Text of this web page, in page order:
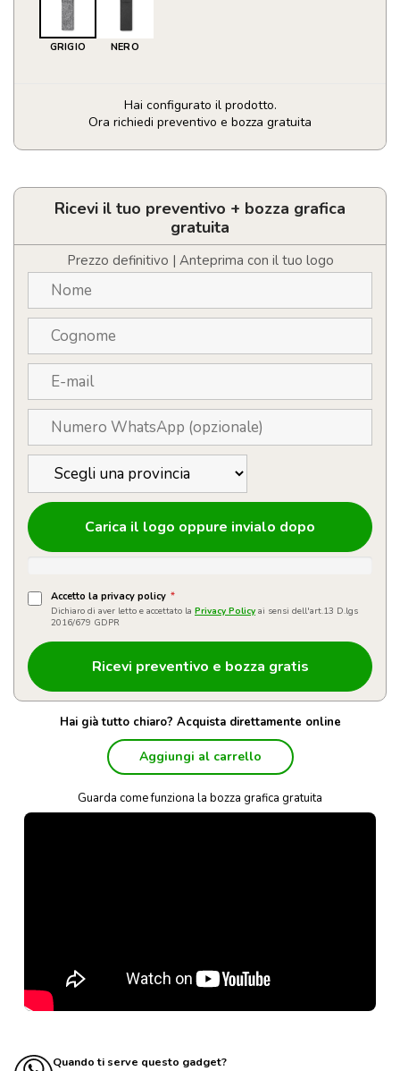
GRIGIO NERO
Hai configurato il prodotto.
Ora richiedi preventivo e bozza gratuita
portapenne
feltro
Ricevi il tuo preventivo + bozza grafica
gratuita
Prezzo definitivo | Anteprima con il tuo logo
Carica il logo oppure invialo dopo
Accetto la privacy policy *
Dichiaro di aver letto e accettato la Privacy Policy ai sensi dell'art.13 D.lgs
2016/679 GDPR
Hai già tutto chiaro? Acquista direttamente online
Aggiungi al carrello
Guarda come funziona la bozza grafica gratuita
Quando ti serve questo gadget?